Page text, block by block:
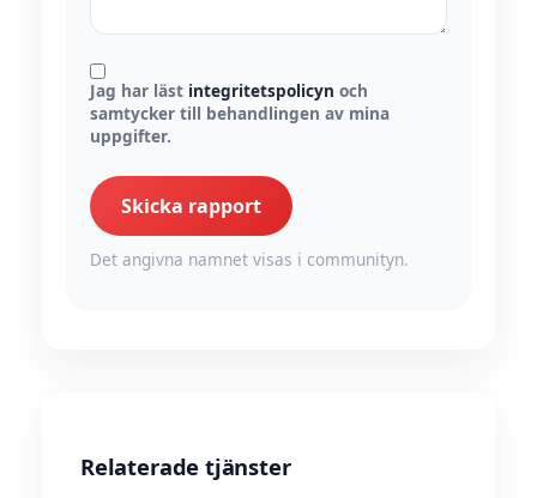
Jag har läst integritetspolicyn och
samtycker till behandlingen av mina
uppgifter.
Skicka rapport
Det angivna namnet visas i communityn.
Relaterade tjänster